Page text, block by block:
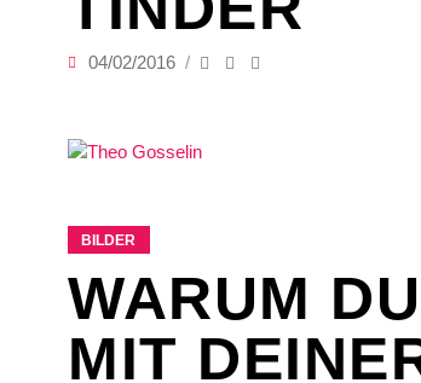
04/02/2016
BILDER
WARUM
MIT